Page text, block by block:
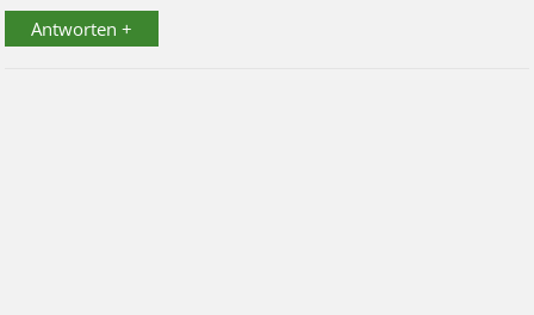
Antworten +